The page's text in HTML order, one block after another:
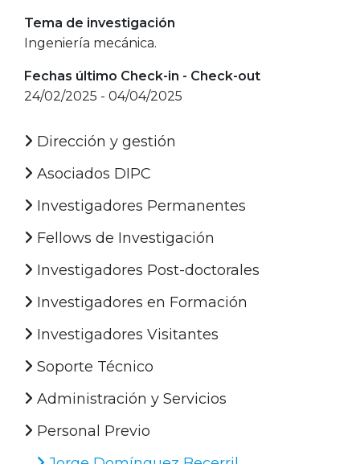
Tema de investigación
Ingeniería mecánica.
Fechas último Check-in - Check-out
24/02/2025 - 04/04/2025
Dirección y gestión
Asociados DIPC
Investigadores Permanentes
Fellows de Investigación
Investigadores Post-doctorales
Investigadores en Formación
Investigadores Visitantes
Soporte Técnico
Administración y Servicios
Personal Previo